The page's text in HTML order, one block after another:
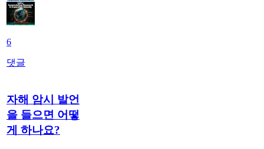
6
댓글
자해 암시 발언
을 들으면 어떻
게 하나요?